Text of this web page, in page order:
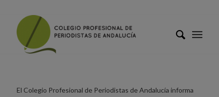
El Colegio Profesional de Periodistas de Andalucía informa